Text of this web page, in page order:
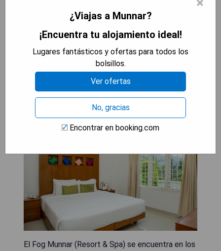
- Desayunos variados disponibles
- Servicio al cliente atento las 24 horas
MOSTRAR DISPONIBILIDAD
The Fog Munnar
El Fog Munnar (Resort & Spa) se encuentra en los
¿Viajas a Munnar?
¡Encuentra tu alojamiento ideal!
Lugares fantásticos y ofertas para todos los
bolsillos.
Ver ofertas
No, gracias
Encontrar en booking.com